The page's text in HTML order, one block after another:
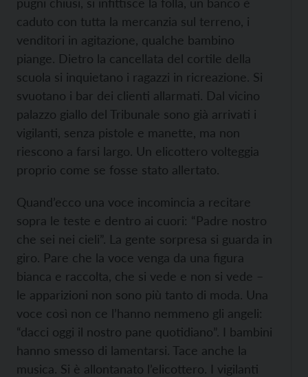
caduto con tutta la mercanzia sul terreno, i
venditori in agitazione, qualche bambino
piange. Dietro la cancellata del cortile della
scuola si inquietano i ragazzi in ricreazione. Si
svuotano i bar dei clienti allarmati. Dal vicino
palazzo giallo del Tribunale sono già arrivati i
vigilanti, senza pistole e manette, ma non
riescono a farsi largo. Un elicottero volteggia
proprio come se fosse stato allertato.
Quand’ecco una voce incomincia a recitare
sopra le teste e dentro ai cuori: “Padre nostro
che sei nei cieli”. La gente sorpresa si guarda in
giro. Pare che la voce venga da una figura
bianca e raccolta, che si vede e non si vede –
le apparizioni non sono più tanto di moda. Una
voce così non ce l’hanno nemmeno gli angeli:
“dacci oggi il nostro pane quotidiano”. I bambini
hanno smesso di lamentarsi. Tace anche la
musica. Si è allontanato l’elicottero. I vigilanti